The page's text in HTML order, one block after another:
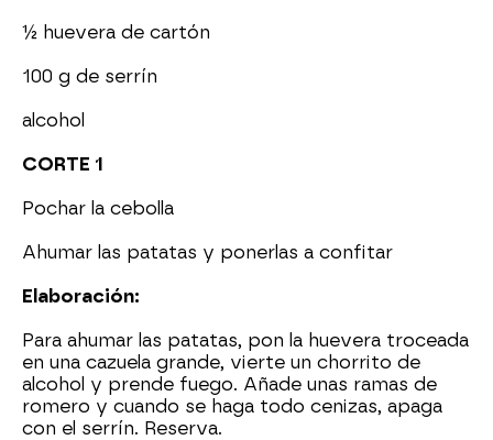
½ huevera de cartón
100 g de serrín
alcohol
CORTE 1
Pochar la cebolla
Ahumar las patatas y ponerlas a confitar
Elaboración:
Para ahumar las patatas, pon la huevera troceada
en una cazuela grande, vierte un chorrito de
alcohol y prende fuego. Añade unas ramas de
romero y cuando se haga todo cenizas, apaga
con el serrín. Reserva.